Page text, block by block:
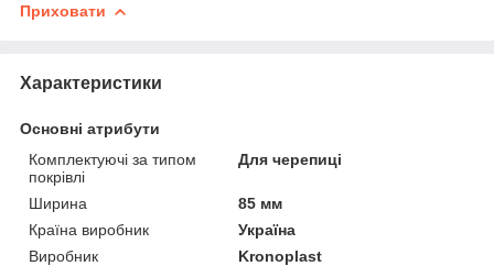
Приховати
Характеристики
Основні атрибути
Комплектуючі за типом
покрівлі
Для черепиці
Ширина
85 мм
Країна виробник
Україна
Виробник
Kronoplast